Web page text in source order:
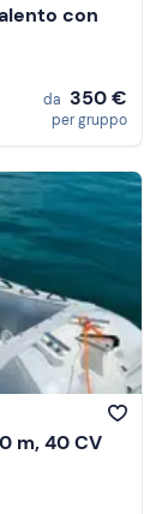
con
da 350 €
per gruppo
m, 40 CV